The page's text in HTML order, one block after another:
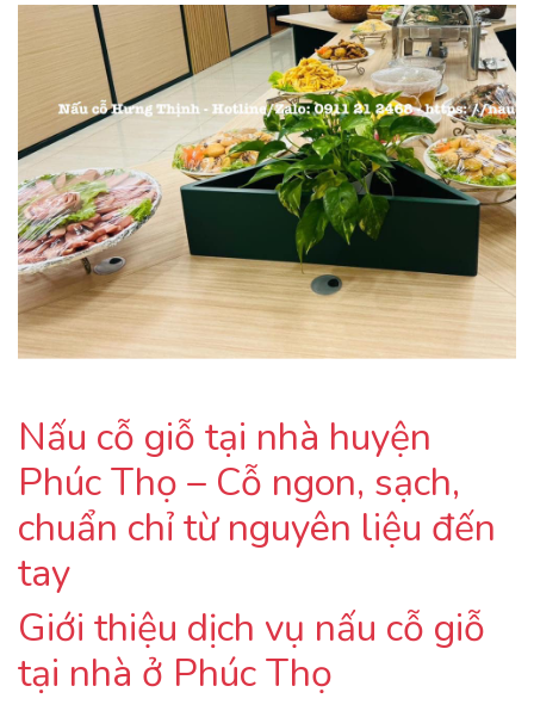
Nấu cỗ giỗ tại nhà huyện
Phúc Thọ – Cỗ ngon, sạch,
chuẩn chỉ từ nguyên liệu đến
tay
Giới thiệu dịch vụ nấu cỗ giỗ
tại nhà ở Phúc Thọ